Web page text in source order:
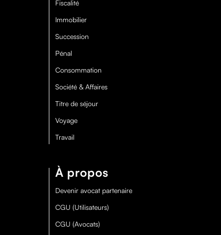
Fiscalité
Immobilier
Succession
Pénal
Consommation
Société & Affaires
Titre de séjour
Voyage
Travail
À propos
Devenir avocat partenaire
CGU (Utilisateurs)
CGU (Avocats)